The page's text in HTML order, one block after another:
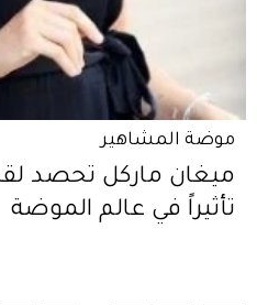
موضة المشاهير
ميغان ماركل تحصد
تأثيراً في عالم الموضة